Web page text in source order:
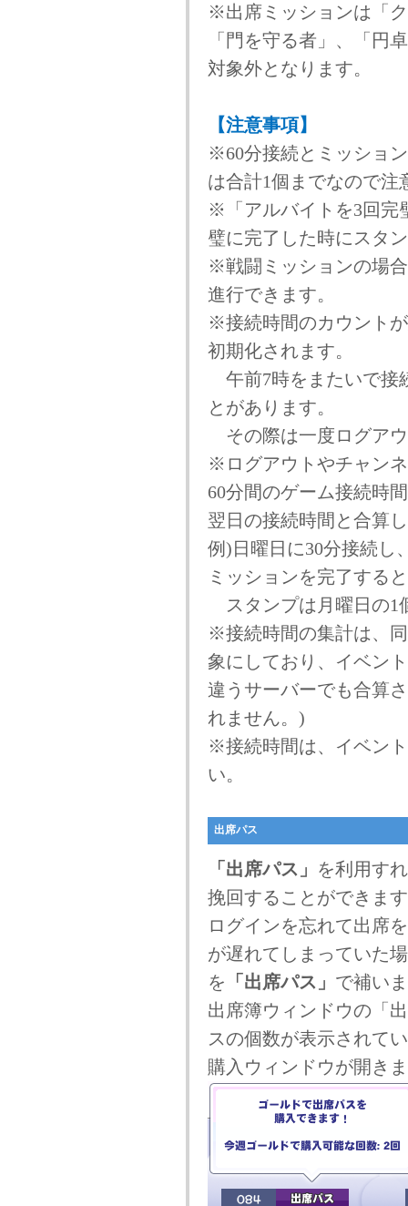
※出席ミッションは「
「門を守る者」、「円
対象外となります。
【注意事項】
※60分接続とミッショ
は合計1個までなので注
※「アルバイトを3回完
璧に完了した時にスタ
※戦闘ミッションの場
進行できます。
※接続時間のカウント
初期化されます。
午前7時をまたいで接
とがあります。
その際は一度ログア
※ログアウトやチャン
60分間のゲーム接続時
翌日の接続時間と合算
例)日曜日に30分接続し
ミッションを完了する
スタンプは月曜日の1
※接続時間の集計は、
象にしており、イベン
違うサーバーでも合算
れません。)
※接続時間は、イベン
い。
出席パス
「出席パス」
を利用す
挽回することができま
ログインを忘れて出席
が遅れてしまっていた
を 「出席パス」 で補い
出席簿ウィンドウの「
スの個数が表示されて
購入ウィンドウが開き